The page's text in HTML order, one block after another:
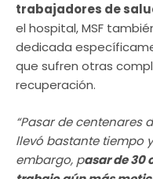
trabajadores de
el hospital, MSF
dedicada
que sufren otras
recuperación.
“Pasar de centenares
llevó bastante tiempo
embargo, pasar de 30